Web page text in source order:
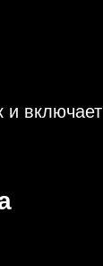
и включает